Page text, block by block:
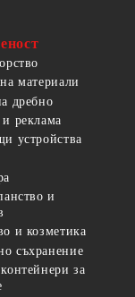
материали
дребно
реклама
устройства
и
и козметика
съхранение
за